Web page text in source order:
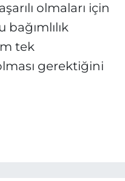
olmaları için
bağımlılık
tek
gerektiğini